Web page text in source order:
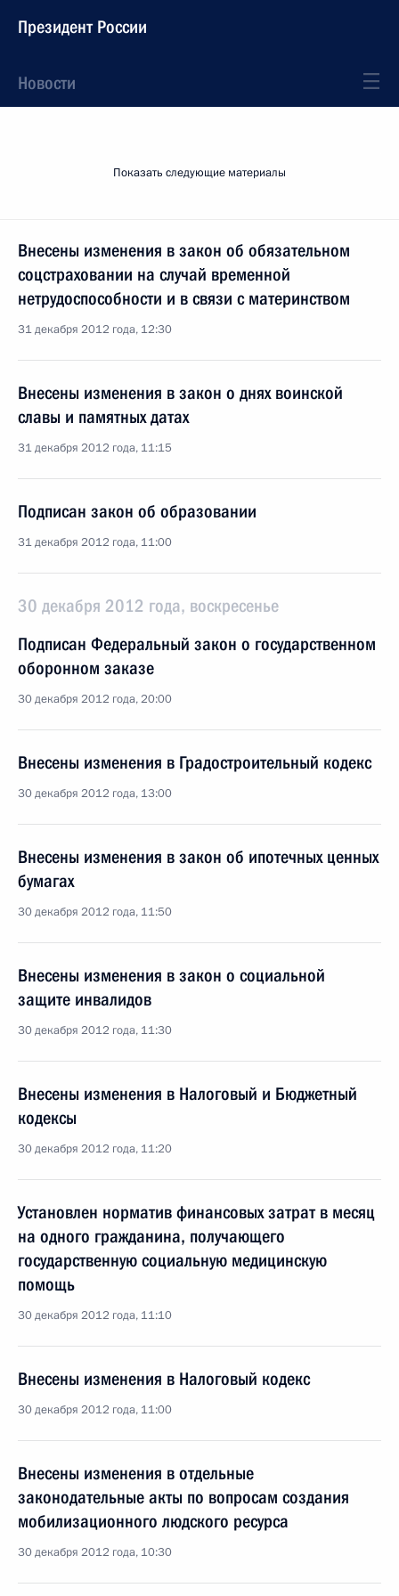
Президент России
Новости
Показать следующие материалы
Внесены изменения в закон об обязательном
соцстраховании на случай временной
нетрудоспособности и в связи с материнством
31 декабря 2012 года, 12:30
Внесены изменения в закон о днях воинской
славы и памятных датах
31 декабря 2012 года, 11:15
Подписан закон об образовании
31 декабря 2012 года, 11:00
30 декабря 2012 года, воскресенье
Подписан Федеральный закон о государственном
оборонном заказе
30 декабря 2012 года, 20:00
Внесены изменения в Градостроительный кодекс
30 декабря 2012 года, 13:00
Внесены изменения в закон об ипотечных ценных
бумагах
30 декабря 2012 года, 11:50
Внесены изменения в закон о социальной
защите инвалидов
30 декабря 2012 года, 11:30
Внесены изменения в Налоговый и Бюджетный
кодексы
30 декабря 2012 года, 11:20
Установлен норматив финансовых затрат в месяц
на одного гражданина, получающего
государственную социальную медицинскую
помощь
30 декабря 2012 года, 11:10
Внесены изменения в Налоговый кодекс
30 декабря 2012 года, 11:00
Внесены изменения в отдельные
законодательные акты по вопросам создания
мобилизационного людского ресурса
30 декабря 2012 года, 10:30